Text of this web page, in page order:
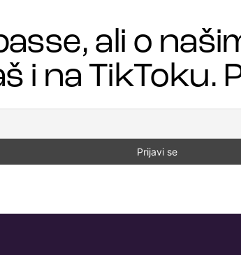
ali o
i na TikToku.